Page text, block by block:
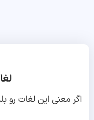
اگر معنی این لغات رو